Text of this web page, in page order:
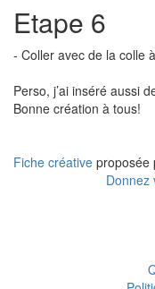
Etape 6
- Coller avec de la colle
Perso, j’ai inséré aussi
Bonne création à tous!
Fiche créative proposée
Donnez